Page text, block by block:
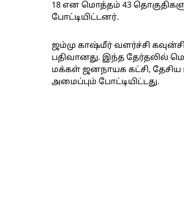
18 என மொத்தம் 43
போட்டியிட்டனர்.
ஜம்மு காஷ்மீர் வளர்ச்சி
பதிவானது. இந்த தேர்தலில்
மக்கள் ஜனநாயக கட்சி,
அமைப்பும் போட்டியிட்டது.